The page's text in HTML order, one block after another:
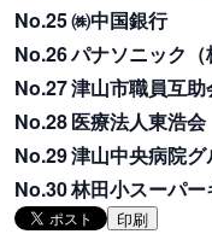
No.25 ㈱中国銀行
No.26 パナソニック（
No.27 津山市職員互
No.28 医療法人東浩
No.29 津山中央病院グ
No.30 林田小スーパー
印刷